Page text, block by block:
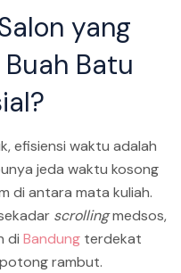
yang
Batu
efisiensi waktu adalah
jeda waktu kosong
di antara mata kuliah.
scrollingmedsos,
di Bandung terdekat
rambut.